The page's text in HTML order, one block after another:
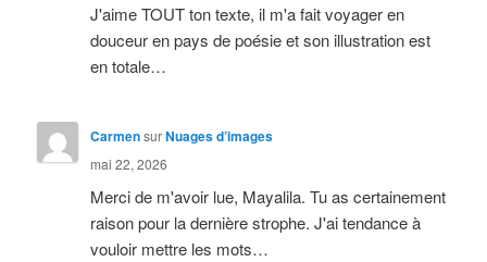
J'aime TOUT ton texte, il m'a fait voyager en
douceur en pays de poésie et son illustration est
en totale…
CarmensurNuages d’images
mai 22, 2026
Merci de m'avoir lue, Mayalila. Tu as certainement
raison pour la dernière strophe. J'ai tendance à
vouloir mettre les mots…